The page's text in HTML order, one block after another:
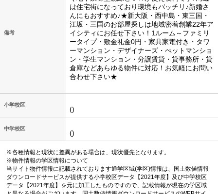
備考
は住宅街になっており環境もバッチリ♪新婚さ
んにもおすすめ♪★新大阪・西中島・東三国・
江坂・三国のお部屋探しは地域密着創業22年ア
イシティにお任せ下さい！1ルーム～ファミリ
ータイプ・敷金礼金0円・家具家電付き・タワ
ーマンション・デザイナーズ・ぺットマンショ
ン・学生マンション・分譲賃貸・貸事務所・貸
倉庫などあらゆる物件に対応！お気軽にお問い
合わせ下さい★
小学校区
()
中学校区
()
※各種情報と現状に差異がある場合は、現状優先となります。
※物件情報の学区情報について
当サイト物件情報に記載されております通学区域(学区)情報は、国土数値情報
ダウンロードサービスが提供する小学校区データ【2021年度】及び中学校区
データ【2021年度】を元に加工したものですので、記載情報が現在の学区域